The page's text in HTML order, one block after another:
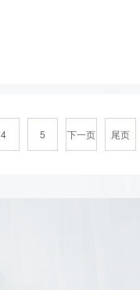
4 5 下一页 尾页